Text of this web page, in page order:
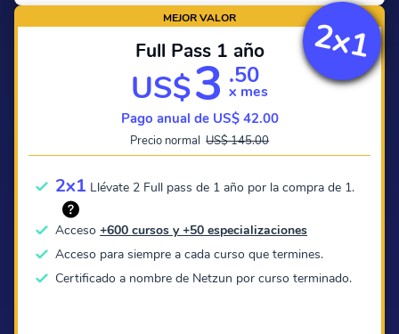
MEJOR VALOR
Full Pass 1 año
US$3 .50
x mes
Pago anual de US$ 42.00
Precio normal US$ 145.00
2x1 Llévate 2 Full pass de 1 año por la compra de 1.
Acceso +600 cursos y +50 especializaciones
Acceso para siempre a cada curso que termines.
Certificado a nombre de Netzun por curso terminado.
2x1